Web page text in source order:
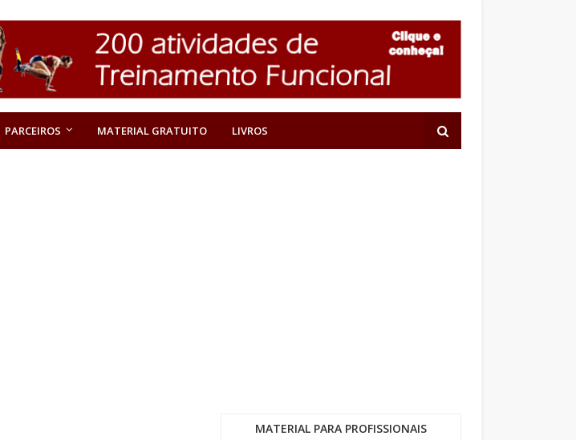
PARCEIROS MATERIAL GRATUITO LIVROS
MATERIAL PARA PROFISSIONAIS